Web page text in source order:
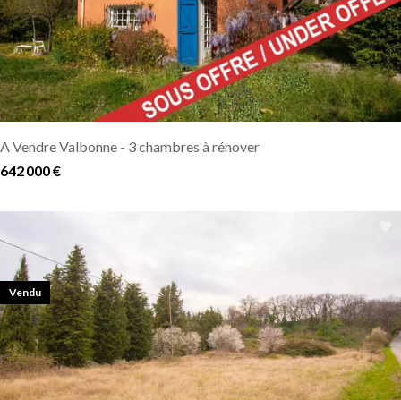
A Vendre Valbonne - 3 chambres à rénover
642 000 €
Vendu